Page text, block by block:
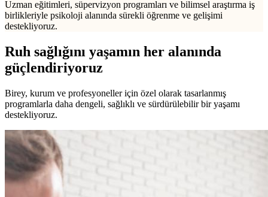
Uzman eğitimleri, süpervizyon programları ve bilimsel araştırma iş
birlikleriyle psikoloji alanında sürekli öğrenme ve gelişimi
destekliyoruz.
Ruh sağlığını yaşamın her alanında
güçlendiriyoruz
Birey, kurum ve profesyoneller için özel olarak tasarlanmış
programlarla daha dengeli, sağlıklı ve sürdürülebilir bir yaşamı
destekliyoruz.